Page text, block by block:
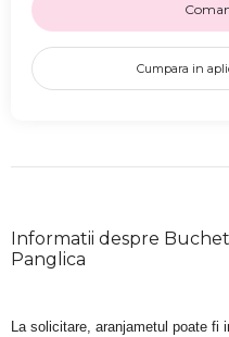
Cumpara in
Informatii despre
Panglica
La solicitare, aranjametul poate fi